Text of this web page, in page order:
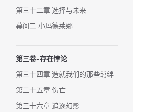
第三十二章 选择与未来
幕间二 小玛德莱娜
第三卷-存在悖论
第三十四章 造就我们的那些羁绊
第三十五章 伤亡
第三十六章 追逐幻影